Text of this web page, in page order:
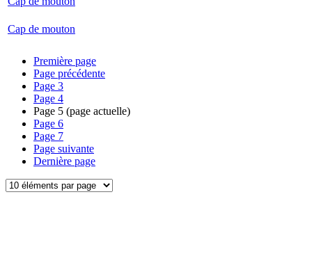
Cap de mouton
Première page
Page précédente
Page 3
Page 4
Page 5 (page actuelle)
Page 6
Page 7
Page suivante
Dernière page